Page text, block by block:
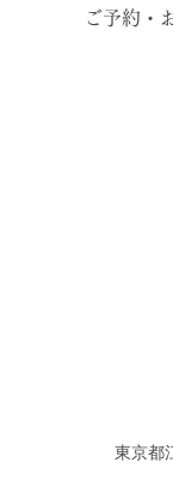
ご予約・
東京都